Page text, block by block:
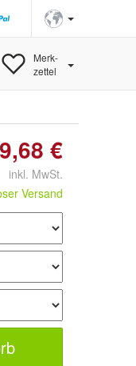
Merk-
zettel
€
inkl. MwSt.
Versand